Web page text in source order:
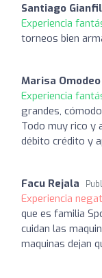
Santiago
Experiencia
torneos bien
Marisa Omodeo
Experiencia
grandes,
Todo muy rico y
débito crédito y
Facu Rejala
Experiencia
que es familia
cuidan las
maquinas dejan